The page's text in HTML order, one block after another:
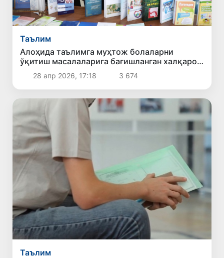
Таълим
Алоҳида таълимга муҳтож болаларни
ўқитиш масалаларига бағишланган халқаро
конференция
28 апр 2026, 17:18 3 674
Таълим